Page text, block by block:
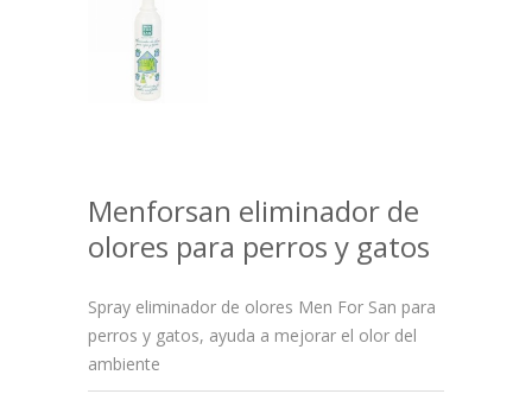
Menforsan eliminador de
olores para perros y gatos
Spray eliminador de olores Men For San para
perros y gatos, ayuda a mejorar el olor del
ambiente